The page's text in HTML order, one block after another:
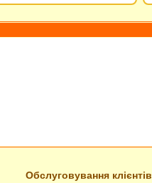
Обслуговування клієнтів